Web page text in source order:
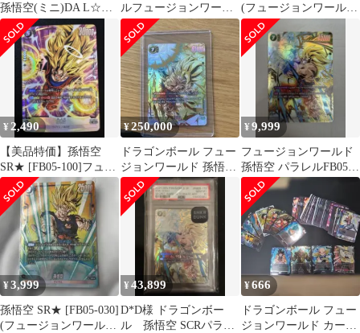
孫悟空(ミニ)DA L☆
FB05-001
ルフュージョンワール
ド 孫悟空(ミニ)DA L☆
FB05
(フュージョンワールド
「未知なる冒険」)
¥ 2,490
【美品特価】孫悟空
SR★ [FB05-100]フュー
ジョンワールド未知な
る冒険
¥250,000
ドラゴンボール フュー
ジョンワールド 孫悟
空 スーパーパラレ
ル FB05-119
¥9,999
フュージョンワールド
孫悟空 パラレルFB05-
119 SCR★ 未知なる冒
険
¥3,999
孫悟空 SR★ [FB05-030]
(フュージョンワールド
¥43,899
D*D様 ドラゴンボー
ル 孫悟空 SCRパラレ
¥666
ドラゴンボール フュー
ジョンワールド カード